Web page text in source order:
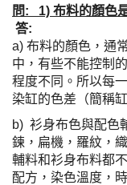
問: 1) 布料的顏色
答:
a) 布料的顏色，通
中，有些不能控制
程度不同。所以每
染缸的色差（簡稱
b) 衫身布色與配色
鍊，扁機，羅紋，
輔料和衫身布料都
配方，染色溫度，